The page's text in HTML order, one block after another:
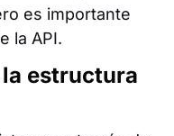
es importante
la API.
estructura